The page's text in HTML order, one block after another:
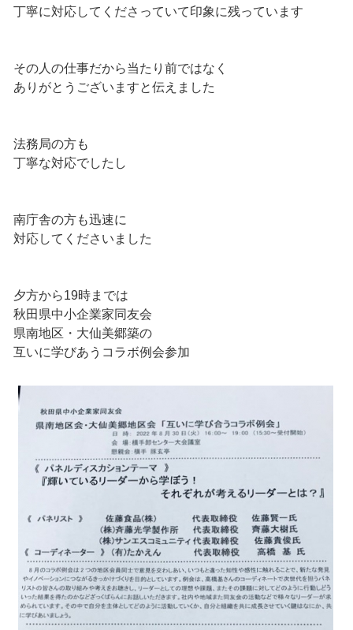
丁寧に対応してくださっていて印象に残っています
その人の仕事だから当たり前ではなく
ありがとうございますと伝えました
法務局の方も
丁寧な対応でしたし
南庁舎の方も迅速に
対応してくださいました
夕方から19時までは
秋田県中小企業家同友会
県南地区・大仙美郷築の
互いに学びあうコラボ例会参加